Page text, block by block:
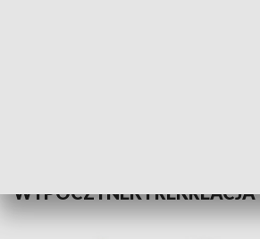
WYPOCZYNEK I REKREACJA